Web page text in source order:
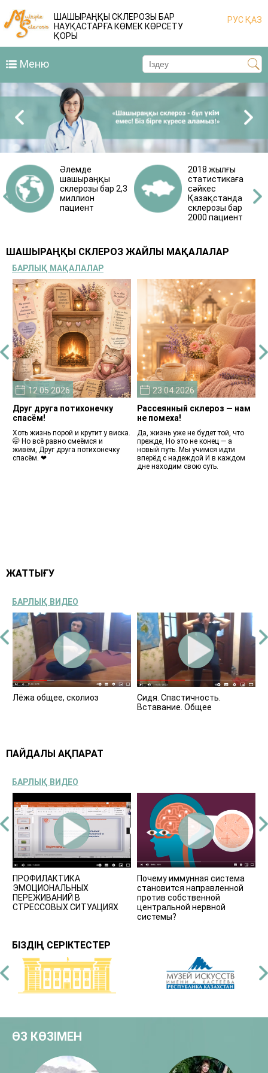
ШАШЫРАҢҚЫ СКЛЕРОЗЫ БАР
НАУҚАСТАРҒА КӨМЕК КӨРСЕТУ
ҚОРЫ
РУСҚАЗ
Меню
Әлемде
шашыраңқы
склерозы бар 2,3
миллион
пациент
2018 жылғы
статистикаға
сәйкес
Қазақстанда
склерозы бар
2000 пациент
ШАШЫРАҢҚЫ СКЛЕРОЗ ЖАЙЛЫ МАҚАЛАЛАР
БАРЛЫҚ МАҚАЛАЛАР
12.05.2026
Друг друга потихонечку
спасём!
Хоть жизнь порой и крутит у виска.
🤭 Но всё равно смеёмся и
живём, Друг друга потихонечку
спасём. ❤
23.04.2026
Рассеянный склероз — нам
не помеха!
Да, жизнь уже не будет той, что
прежде, Но это не конец — а
новый путь. Мы учимся идти
вперёд с надеждой И в каждом
дне находим свою суть.
ЖАТТЫҒУ
БАРЛЫҚ ВИДЕО
Лёжа общее, сколиоз
Сидя. Спастичность.
Вставание. Общее
ПАЙДАЛЫ АҚПАРАТ
БАРЛЫҚ ВИДЕО
ПРОФИЛАКТИКА
ЭМОЦИОНАЛЬНЫХ
ПЕРЕЖИВАНИЙ В
СТРЕССОВЫХ СИТУАЦИЯХ
Почему иммунная система
становится направленной
против собственной
центральной нервной
системы?
БІЗДІҢ СЕРІКТЕСТЕР
ӨЗ КӨЗІМЕН